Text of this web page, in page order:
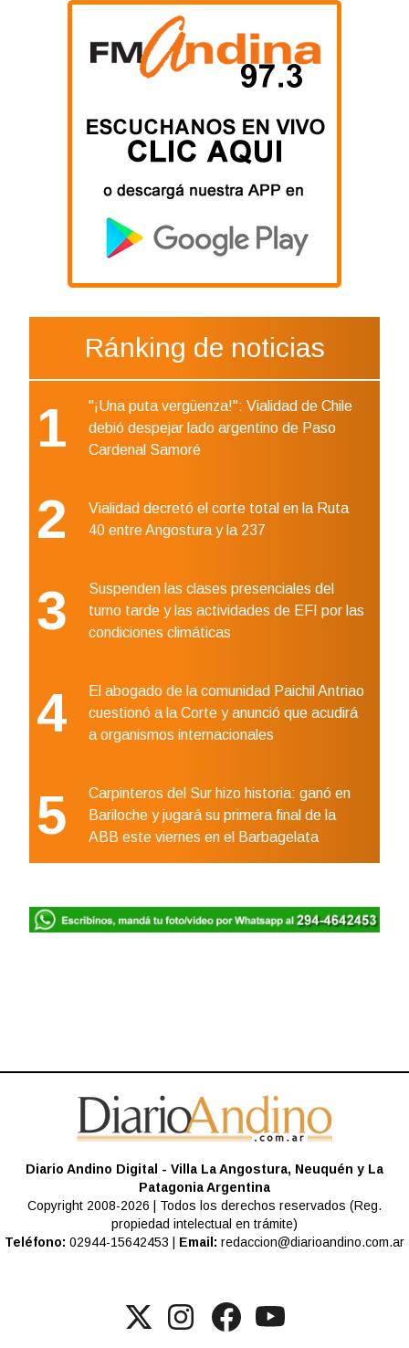
Ránking de noticias
1
"¡Una puta vergüenza!": Vialidad de Chile
debió despejar lado argentino de Paso
Cardenal Samoré
2
Vialidad decretó el corte total en la Ruta
40 entre Angostura y la 237
3
Suspenden las clases presenciales del
turno tarde y las actividades de EFI por las
condiciones climáticas
4
El abogado de la comunidad Paichil Antriao
cuestionó a la Corte y anunció que acudirá
a organismos internacionales
5
Carpinteros del Sur hizo historia: ganó en
Bariloche y jugará su primera final de la
ABB este viernes en el Barbagelata
Diario Andino Digital - Villa La Angostura, Neuquén y La
Patagonia Argentina
Copyright 2008-2026 | Todos los derechos reservados (Reg.
propiedad intelectual en trámite)
Teléfono: 02944-15642453 | Email: redaccion@diarioandino.com.ar